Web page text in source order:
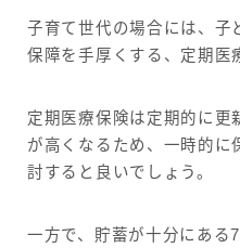
子育て世代の場合には、子
保障を手厚くする、定期医
定期医療保険は定期的に更
が高くなるため、一時的に
討すると良いでしょう。
一方で、貯蓄が十分にある